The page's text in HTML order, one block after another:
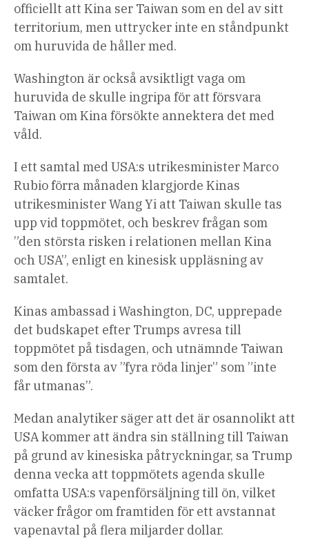
officiellt att Kina ser Taiwan som en del av sitt
territorium, men uttrycker inte en ståndpunkt
om huruvida de håller med.
Washington är också avsiktligt vaga om
huruvida de skulle ingripa för att försvara
Taiwan om Kina försökte annektera det med
våld.
I ett samtal med USA:s utrikesminister Marco
Rubio förra månaden klargjorde Kinas
utrikesminister Wang Yi att Taiwan skulle tas
upp vid toppmötet, och beskrev frågan som
”den största risken i relationen mellan Kina
och USA”, enligt en kinesisk uppläsning av
samtalet.
Kinas ambassad i Washington, DC, upprepade
det budskapet efter Trumps avresa till
toppmötet på tisdagen, och utnämnde Taiwan
som den första av ”fyra röda linjer” som ”inte
får utmanas”.
Medan analytiker säger att det är osannolikt att
USA kommer att ändra sin ställning till Taiwan
på grund av kinesiska påtryckningar, sa Trump
denna vecka att toppmötets agenda skulle
omfatta USA:s vapenförsäljning till ön, vilket
väcker frågor om framtiden för ett avstannat
vapenavtal på flera miljarder dollar.